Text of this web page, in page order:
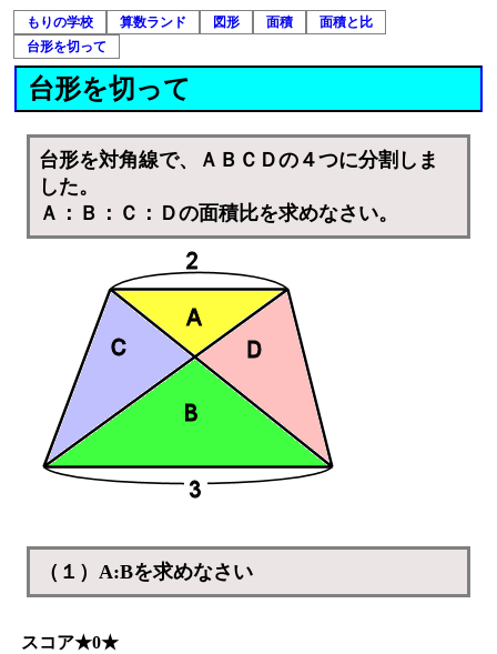
もりの学校 算数ランド 図形 面積
面積と比
台形を切って
台形を切って
台形を対角線で、ＡＢＣＤの４つに分割しま
した。
Ａ：Ｂ：Ｃ：Ｄの面積比を求めなさい。
（１）A:Bを求めなさい
スコア★0★